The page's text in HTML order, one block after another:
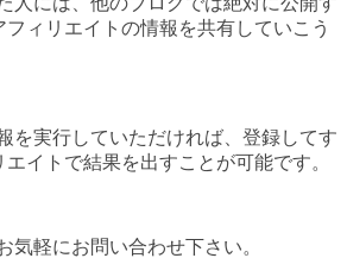
ィリエイトの情報を共有していこう
を実行していただければ、登録してす
イトで結果を出すことが可能です。
気軽にお問い合わせ下さい。